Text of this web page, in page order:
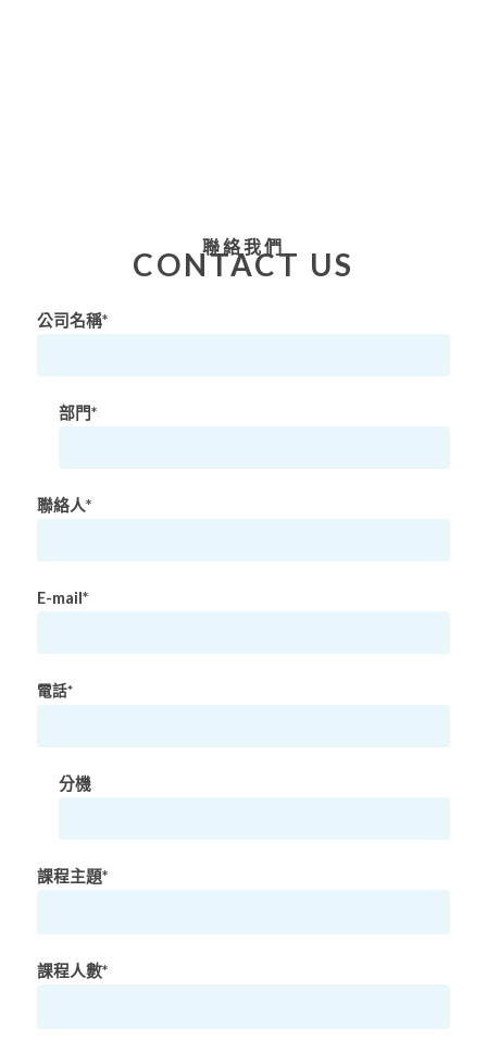
聯絡我們
CONTACT US
公司名稱*
部門*
聯絡人*
E-mail*
電話*
分機
課程主題*
課程人數*